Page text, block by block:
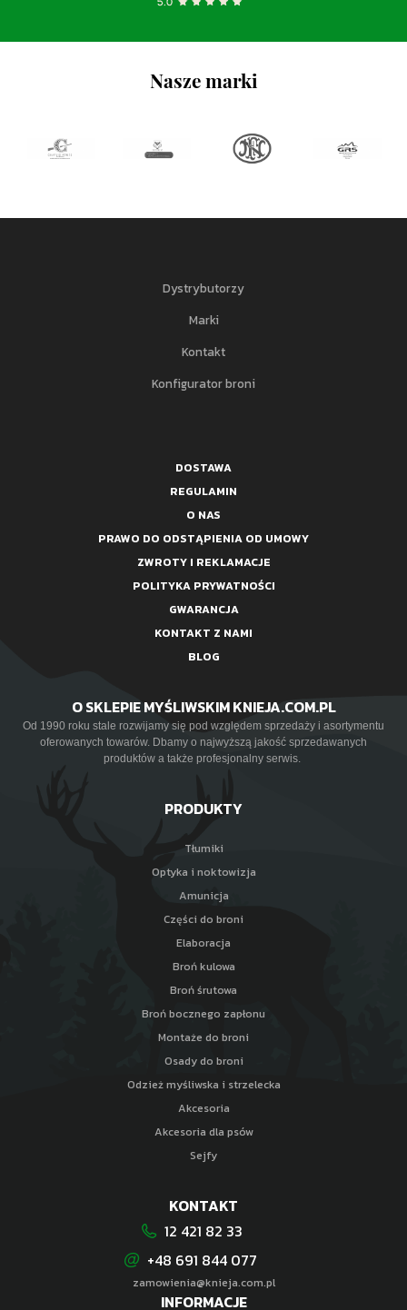
Nasze marki
Dystrybutorzy
Marki
Kontakt
Konfigurator broni
DOSTAWA
REGULAMIN
O NAS
PRAWO DO ODSTĄPIENIA OD UMOWY
ZWROTY I REKLAMACJE
POLITYKA PRYWATNOŚCI
GWARANCJA
KONTAKT Z NAMI
BLOG
O SKLEPIE MYŚLIWSKIM KNIEJA.COM.PL
Od 1990 roku stale rozwijamy się pod względem sprzedaży i asortymentu
oferowanych towarów. Dbamy o najwyższą jakość sprzedawanych
produktów a także profesjonalny serwis.
PRODUKTY
Tłumiki
Optyka i noktowizja
Amunicja
Części do broni
Elaboracja
Broń kulowa
Broń śrutowa
Broń bocznego zapłonu
Montaże do broni
Osady do broni
Odzież myśliwska i strzelecka
Akcesoria
Akcesoria dla psów
Sejfy
INFORMACJE
KONTAKT
12 421 82 33
+48 691 844 077
zamowienia@knieja.com.pl